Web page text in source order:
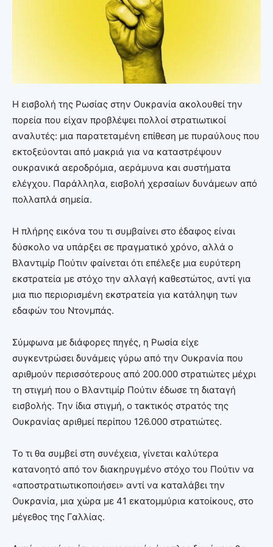
Η εισβολή της Ρωσίας στην Ουκρανία ακολουθεί την
πορεία που είχαν προβλέψει πολλοί στρατιωτικοί
αναλυτές: μια παρατεταμένη επίθεση με πυραύλους που
εκτοξεύονται από μακριά για να καταστρέψουν
ουκρανικά αεροδρόμια, αεράμυνα και συστήματα
ελέγχου. Παράλληλα, εισβολή χερσαίων δυνάμεων από
πολλαπλά σημεία.
Η πλήρης εικόνα του τι συμβαίνει στο έδαφος είναι
δύσκολο να υπάρξει σε πραγματικό χρόνο, αλλά ο
Βλαντιμίρ Πούτιν φαίνεται ότι επέλεξε μια ευρύτερη
εκστρατεία με στόχο την αλλαγή καθεστώτος, αντί για
μια πιο περιορισμένη εκστρατεία για κατάληψη των
εδαφών του Ντονμπάς.
Σύμφωνα με διάφορες πηγές, η Ρωσία είχε
συγκεντρώσει δυνάμεις γύρω από την Ουκρανία που
αριθμούν περισσότερους από 200.000 στρατιώτες μέχρι
τη στιγμή που ο Βλαντιμίρ Πούτιν έδωσε τη διαταγή
εισβολής. Την ίδια στιγμή, ο τακτικός στρατός της
Ουκρανίας αριθμεί περίπου 126.000 στρατιώτες.
Το τι θα συμβεί στη συνέχεια, γίνεται καλύτερα
κατανοητό από τον διακηρυγμένο στόχο του Πούτιν να
«αποστρατιωτικοποιήσει» αντί να καταλάβει την
Ουκρανία, μια χώρα με 41 εκατομμύρια κατοίκους, στο
μέγεθος της Γαλλίας.